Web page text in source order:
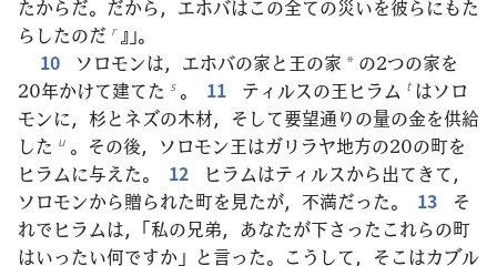
たからだ。だから，エホバはこの全ての災いを彼らにもた
らしたのだ r 』」。
10
ソロモンは，エホバの家と王の家 * の2つの家を
20年かけて建てた s 。 11 ティルスの王ヒラム t はソロ
モンに，杉とネズの木材，そして要望通りの量の金を供給
した u 。その後，ソロモン王はガリラヤ地方の20の町を
ヒラムに与えた。
12
ヒラムはティルスから出てきて，
ソロモンから贈られた町を見たが，不満だった。
13
そ
れでヒラムは，「私の兄弟，あなたが下さったこれらの町
はいったい何ですか」と言った。こうして，そこはカブル